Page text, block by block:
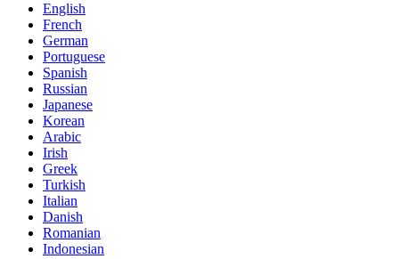
English
French
German
Portuguese
Spanish
Russian
Japanese
Korean
Arabic
Irish
Greek
Turkish
Italian
Danish
Romanian
Indonesian